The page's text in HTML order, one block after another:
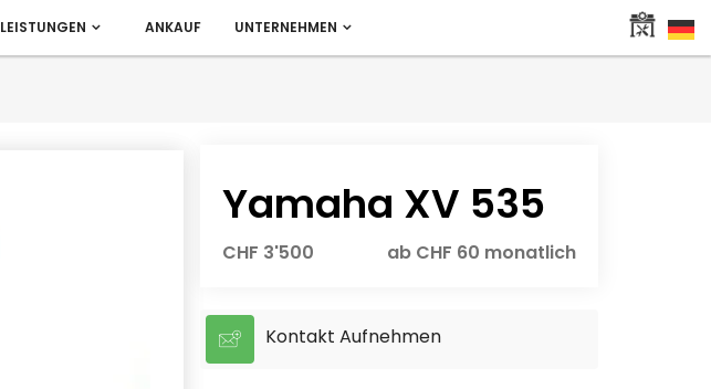
LEISTUNGEN ANKAUF UNTERNEHMEN
Yamaha XV 535
CHF 3'500 ab CHF 60 monatlich
Kontakt Aufnehmen